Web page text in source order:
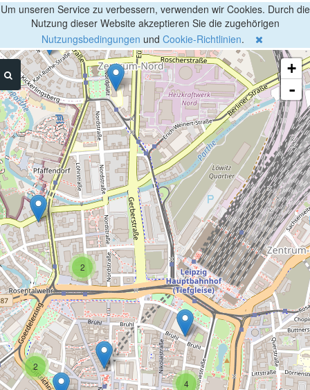
Um unseren Service zu verbessern, verwenden wir Cookies. Durch die
Nutzung dieser Website akzeptieren Sie die zugehörigen
Nutzungsbedingungen und Cookie-Richtlinien.
2
4
2
+
-